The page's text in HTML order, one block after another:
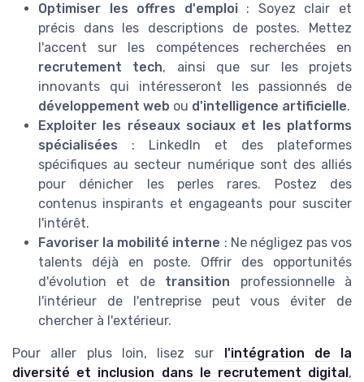
Optimiser les offres d'emploi: Soyez clair et
précis dans les descriptions de postes. Mettez
l'accent sur les compétences recherchées en
recrutement tech, ainsi que sur les projets
innovants qui intéresseront les passionnés de
développement web ou d'intelligence artificielle.
Exploiter les réseaux sociaux et les platforms
spécialisées : LinkedIn et des plateformes
spécifiques au secteur numérique sont des alliés
pour dénicher les perles rares. Postez des
contenus inspirants et engageants pour susciter
l'intérêt.
Favoriser la mobilité interne : Ne négligez pas vos
talents déjà en poste. Offrir des opportunités
d'évolution et de transition professionnelle à
l'intérieur de l'entreprise peut vous éviter de
chercher à l'extérieur.
Pour aller plus loin, lisez sur
l'intégration de la
diversité et inclusion dans le recrutement digital ,